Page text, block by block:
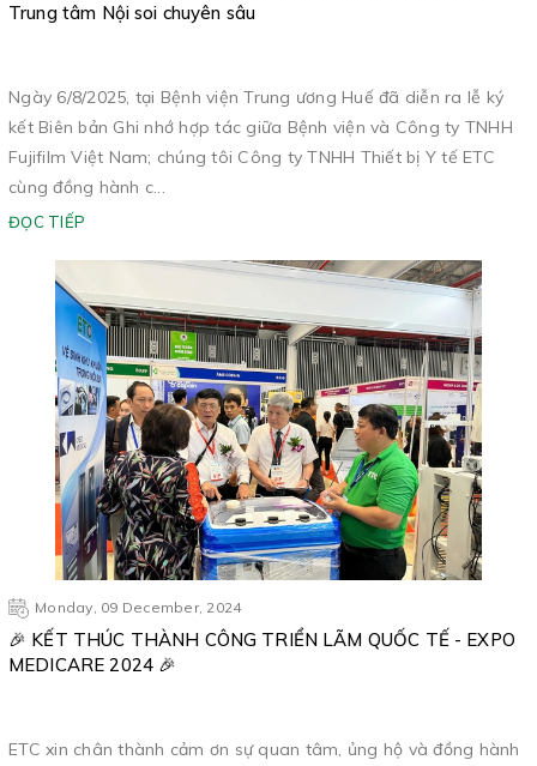
Trung tâm Nội soi chuyên sâu
Ngày 6/8/2025, tại Bệnh viện Trung ương Huế đã diễn ra lễ ký
kết Biên bản Ghi nhớ hợp tác giữa Bệnh viện và Công ty TNHH
Fujifilm Việt Nam; chúng tôi Công ty TNHH Thiết bị Y tế ETC
cùng đồng hành c...
ĐỌC TIẾP
Monday, 09 December, 2024
🎉 KẾT THÚC THÀNH CÔNG TRIỂN LÃM QUỐC TẾ - EXPO
MEDICARE 2024 🎉
ETC xin chân thành cảm ơn sự quan tâm, ủng hộ và đồng hành